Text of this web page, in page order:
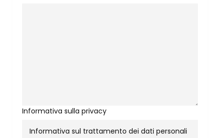
Informativa sulla privacy